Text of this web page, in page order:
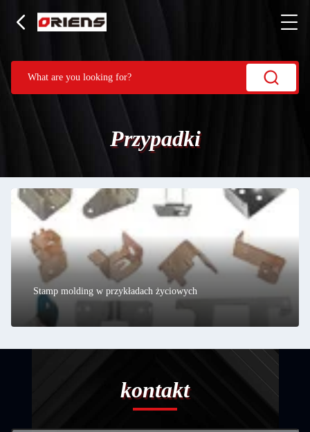
Przypadki
Stamp molding w przykładach życiowych
kontakt